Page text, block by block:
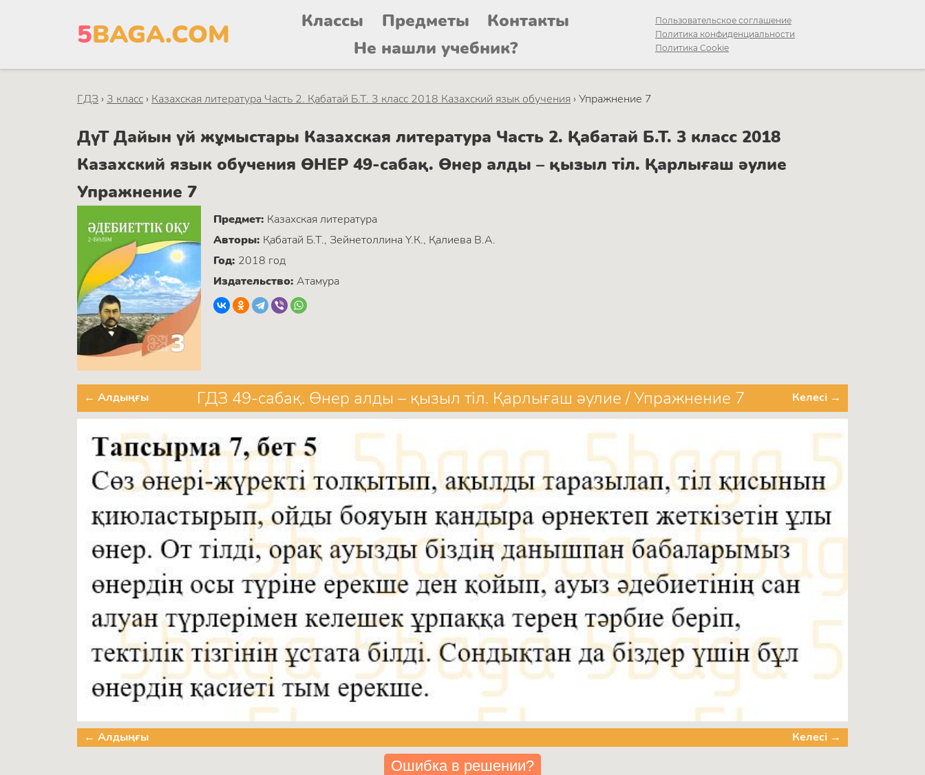
5BAGA.COM Классы Предметы
Контакты
Не нашли учебник?
Пользовательское соглашение
Политика конфиденциальности
Политика Cookie
ГДЗ › 3 класс › Казахская литература Часть 2. Қабатай Б.Т. 3 класс 2018 Казахский язык обучения › Упражнение 7
ДүТ Дайын үй жұмыстары Казахская литература Часть 2. Қабатай Б.Т. 3 класс 2018
Казахский язык обучения ӨНЕР 49-сабақ. Өнер алды – қызыл тіл. Қарлығаш әулие
Упражнение 7
Предмет: Казахская литература
Авторы: Қабатай Б.Т., Зейнетоллина Ү.К., Қалиева В.А.
Год: 2018 год
Издательство: Атамура
← Алдыңғы ГДЗ 49-сабақ. Өнер алды – қызыл тіл. Қарлығаш әулие / Упражнение 7 Келесі →
← Алдыңғы Келесі →
Ошибка в решении?